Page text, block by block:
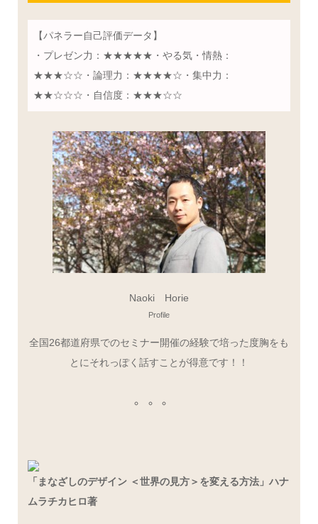
【パネラー自己評価データ】
・プレゼン力：★★★★★・やる気・情熱：
★★★☆☆・論理力：★★★★☆・集中力：
★★☆☆☆・自信度：★★★☆☆
Naoki Horie
Profile
全国26都道府県でのセミナー開催の経験で培った度胸をも
とにそれっぽく話すことが得意です！！
「まなざしのデザイン ＜世界の見方＞を変える方法」ハナ
ムラチカヒロ著